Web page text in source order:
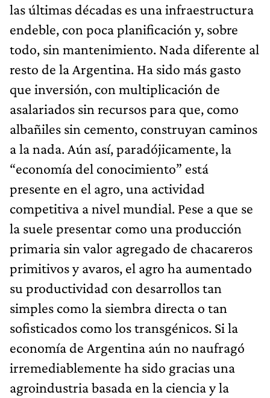
las últimas décadas es una infraestructura
endeble, con poca planificación y, sobre
todo, sin mantenimiento. Nada diferente al
resto de la Argentina. Ha sido más gasto
que inversión, con multiplicación de
asalariados sin recursos para que, como
albañiles sin cemento, construyan caminos
a la nada. Aún así, paradójicamente, la
“economía del conocimiento” está
presente en el agro, una actividad
competitiva a nivel mundial. Pese a que se
la suele presentar como una producción
primaria sin valor agregado de chacareros
primitivos y avaros, el agro ha aumentado
su productividad con desarrollos tan
simples como la siembra directa o tan
sofisticados como los transgénicos. Si la
economía de Argentina aún no naufragó
irremediablemente ha sido gracias una
agroindustria basada en la ciencia y la